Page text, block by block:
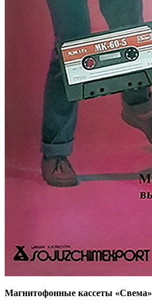
Магнитофонные кассеты «Свема»